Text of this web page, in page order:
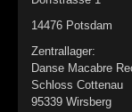
14476 Potsdam
Zentrallager:
Danse Macabre
Schloss Cottenau
95339 Wirsberg